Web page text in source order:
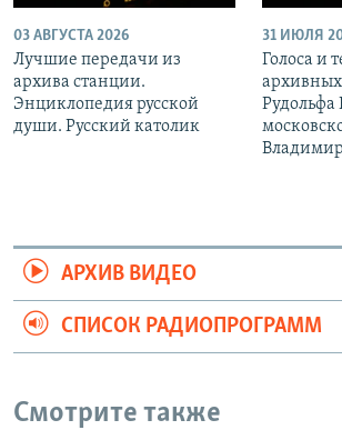
03 АВГУСТА 2026
Лучшие передачи из
архива станции.
Энциклопедия русской
души. Русский католик
31 ИЮЛЯ
Голоса и
Рудольфа
АРХИВ ВИДЕО
СПИСОК РАДИОПРОГРАММ
Смотрите также